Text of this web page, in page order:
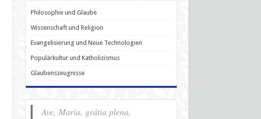
Philosophie und Glaube
Wissenschaft und Religion
Evangelisierung und Neue Technologien
Populärkultur und Katholizismus
Glaubenszeugnisse
Ave, Maria, grátia plena,